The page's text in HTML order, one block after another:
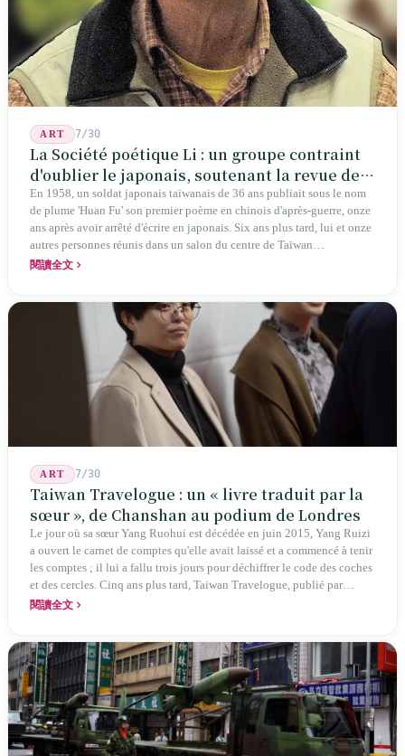
ART 7/30
La Société poétique Li : un groupe contraint
d'oublier le japonais, soutenant la revue de
poésie chinoise la plus ancienne de Taïwan
En 1958, un soldat japonais taïwanais de 36 ans publiait sous le nom
de plume 'Huan Fu' son premier poème en chinois d'après-guerre, onze
ans après avoir arrêté d'écrire en japonais. Six ans plus tard, lui et onze
autres personnes réunis dans un salon du centre de Taïwan
transformaient cette expérience de mutisme générationnel en une
jusqu'aux manuels scolaires du collège.
閱讀全文
ART 7/30
Taiwan Travelogue : un « livre traduit par la
sœur », de Chanshan au podium de Londres
Le jour où sa sœur Yang Ruohui est décédée en juin 2015, Yang Ruizi
a ouvert le carnet de comptes qu'elle avait laissé et a commencé à tenir
les comptes ; il lui a fallu trois jours pour déchiffrer le code des coches
et des cercles. Cinq ans plus tard, Taiwan Travelogue, publié par
Chanshan, portait la mention « par Chihako Aoyama, traduit par Yang
traduit un livre inexistant sous le nom de sa sœur.
閱讀全文